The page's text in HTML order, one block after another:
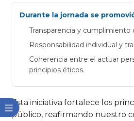
Durante la jornada se
Transparencia y cumplimiento
Responsabilidad individual y
Coherencia entre el actuar
principios éticos.
Esta iniciativa fortalece los
público, reafirmando nuestro